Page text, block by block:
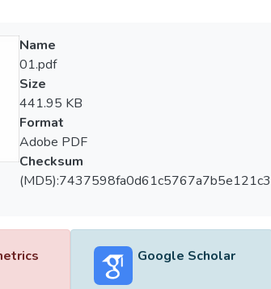
Name
01.pdf
Size
441.95 KB
Format
Adobe PDF
Checksum
Google Scholar